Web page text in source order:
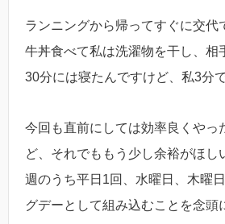
ランニングから帰ってすぐに交代
牛丼食べて私は洗濯物を干し、相
30分には寝たんですけど、私3分
今回も直前にしては効率良くやっ
ど、それでももう少し余裕がほし
週のうち平日1回、水曜日、木曜
グデーとして組み込むことを念頭